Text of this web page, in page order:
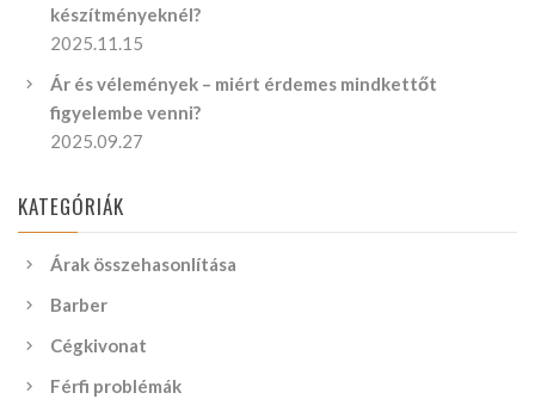
készítményeknél?
2025.11.15
Ár és vélemények – miért érdemes mindkettőt
figyelembe venni?
2025.09.27
KATEGÓRIÁK
Árak összehasonlítása
Barber
Cégkivonat
Férfi problémák